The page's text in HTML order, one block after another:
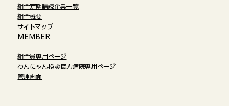
組合定期購読企業一覧
組合概要
サイトマップ
​MEMBER
組合員専用ページ
わんにゃん検診協力病院専用ページ
管理画面